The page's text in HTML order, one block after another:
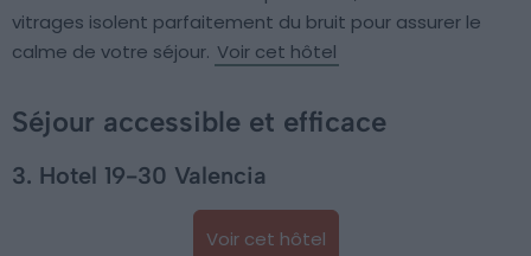
vitrages isolent parfaitement du bruit pour assurer le
calme de votre séjour. Voir cet hôtel
Séjour accessible et efficace
3. Hotel 19-30 Valencia
Voir cet hôtel